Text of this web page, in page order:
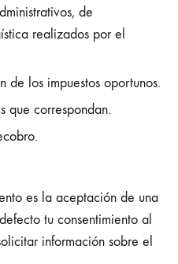
de
realizados por el
de los impuestos oportunos.
que correspondan.
es la aceptación de una
tu consentimiento al
información sobre el